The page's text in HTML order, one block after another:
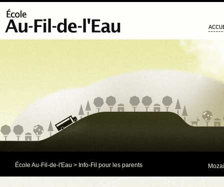
École Au-Fil-de-l'Eau > Info-Fil pour les parents